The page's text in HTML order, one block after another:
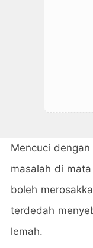
Mencuci
masalah di
boleh
terdedah
lemah.